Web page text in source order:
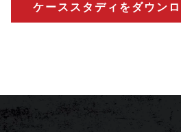
ケーススタディをダウン